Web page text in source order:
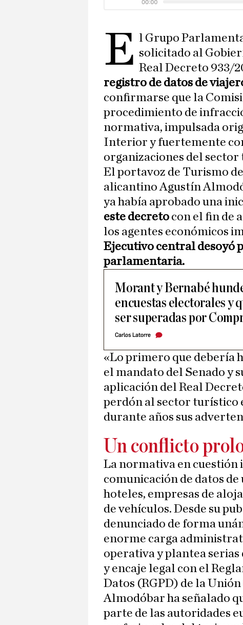
E l Grupo
solicitado al
Real Decreto 933/
registro de datos de
confirmarse que la
procedimiento de
normativa, impulsada
Interior y fuertemente
organizaciones del
El portavoz de Turismo
alicantino Agustín
ya había aprobado una
este decreto con el fin de
los agentes económicos
Ejecutivo central desoyó
parlamentaria.
Morant y Bernabé
encuestas electorales y
ser superadas por
Carlos Latorre
«Lo primero que debería
el mandato del Senado y
aplicación del Real
perdón al sector turístico
durante años sus
Un conflicto
La normativa en cuestión
comunicación de datos de
hoteles, empresas de
de vehículos. Desde su
denunciado de forma
enorme carga
operativa y plantea
y encaje legal con el
Datos (RGPD) de la
Almodóbar ha señalado
parte de las autoridades